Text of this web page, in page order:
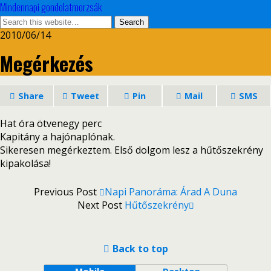
Mindennapi gondolatmorzsák
2010/06/14
Megérkezés
Share Tweet Pin Mail SMS
Hat óra ötvenegy perc
Kapitány a hajónaplónak.
Sikeresen megérkeztem. Első dolgom lesz a hűtőszekrény
kipakolása!
Previous Post
Napi Panoráma: Árad A Duna
Next Post Hűtőszekrény
Back to top